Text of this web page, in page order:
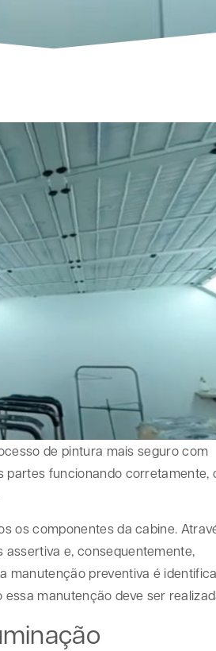
de pintura mais seguro com
partes funcionando corretamente,
os componentes da cabine.
e, consequentemente,
manutenção preventiva é
manutenção deve ser